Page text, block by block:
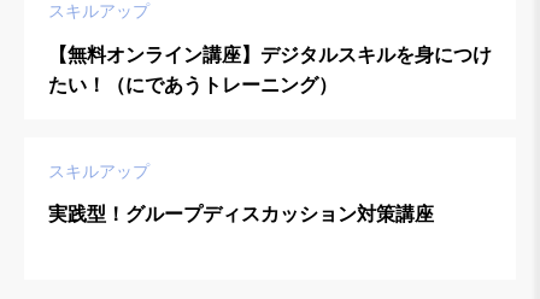
スキルアップ
【無料オンライン講座】デジタルスキルを身につけ
たい！（にであうトレーニング）
スキルアップ
実践型！グループディスカッション対策講座